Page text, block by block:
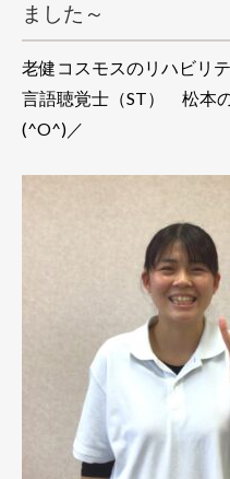
ました～
老健コスモスのリハビリ
言語聴覚士（ST） 松本
(^O^)／